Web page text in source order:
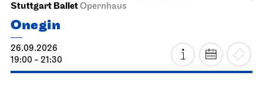
Stuttgart BalletOpernhaus
Onegin
26.09.2026
19:00 - 21:30